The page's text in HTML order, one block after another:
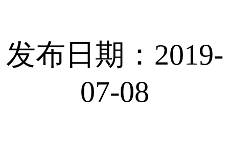
发布日期：2019-
07-08